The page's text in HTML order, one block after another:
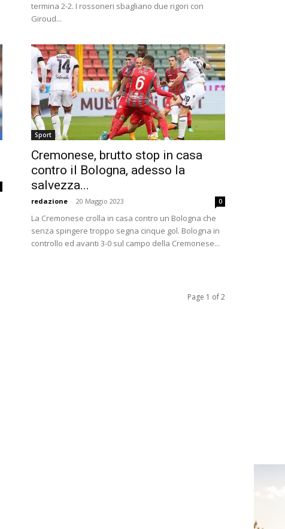
termina 2-2. I rossoneri sbagliano due rigori con
Giroud...
Sport
Cremonese, brutto stop in casa
contro il Bologna, adesso la
salvezza...
redazione - 20 Maggio 2023 0
La Cremonese crolla in casa contro un Bologna che
senza spingere troppo segna cinque gol. Bologna in
controllo ed avanti 3-0 sul campo della Cremonese...
Page 1 of 2